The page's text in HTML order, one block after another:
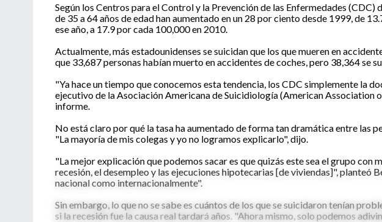
Según los Centros para el Control y la Prevención de las Enfermedades (CDC)
de 35 a 64 años de edad han aumentado en un 28 por ciento desde 1999, de
ese año, a 17.9 por cada 100,000 en 2010.
Actualmente, más estadounidenses se suicidan que los que mueren en
que 33,687 personas habían muerto en accidentes de coches, pero 38,364 se
"Ya hace un tiempo que conocemos esta tendencia, los CDC simplemente la
ejecutivo de la Asociación Americana de Suicidiología (American Association
informe.
No está claro por qué la tasa ha aumentado de forma tan dramática entre las
"La mayoría de mis colegas y yo no logramos explicarlo", dijo.
"La mejor explicación que podemos sacar es que quizás este sea el grupo
recesión, el desempleo y las ejecuciones hipotecarias [de viviendas]", planteó
nacional como internacionalmente".
Sin embargo, lo que no se sabe es cuántos de los que se suicidaron tenían
si la recesión fue la causa real tardará años. "Ahora mismo, solo podemos